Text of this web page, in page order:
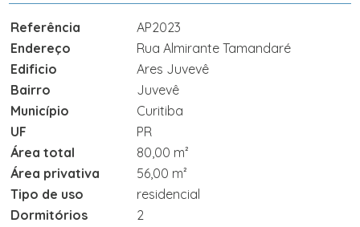
Referência
AP2023
Endereço
Rua Almirante Tamandaré
Edificio
Ares Juvevê
Bairro
Juvevê
Município
Curitiba
UF
PR
Área total
80,00 m²
Área privativa
56,00 m²
Tipo de uso
residencial
Dormitórios
2